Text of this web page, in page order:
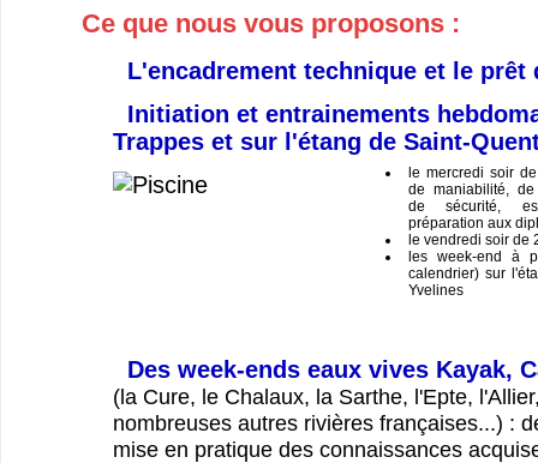
Ce que nous vous proposons :
L'encadrement technique et le prêt
Initiation et entrainements
Trappes et sur l'étang de Saint-
le mercredi soir
de maniabilité,
de sécurité,
préparation aux
le vendredi soir de
les week-end à
calendrier) sur
Yvelines
Des week-ends eaux vives Kayak,
(la Cure, le Chalaux, la Sarthe, l'Epte,
nombreuses autres rivières françaises...) :
mise en pratique des connaissances